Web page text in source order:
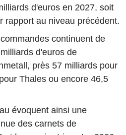
d'euros en 2027, soit
rapport au niveau précédent.
continuent de
d'euros de
près 57 milliards pour
Thales ou encore 46,5
évoquent ainsi une
des carnets de